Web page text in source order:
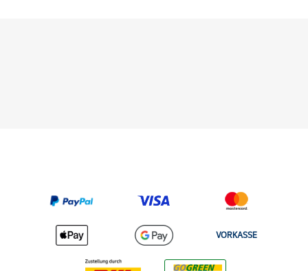
VORKASSE